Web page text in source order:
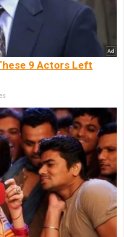
9 Actors Left